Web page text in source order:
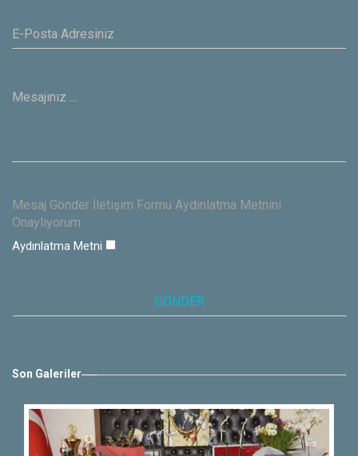
Mesaj Gönder İletişim Formu Aydınlatma Metnini
Onaylıyorum.
Aydınlatma Metni
Son Galeriler